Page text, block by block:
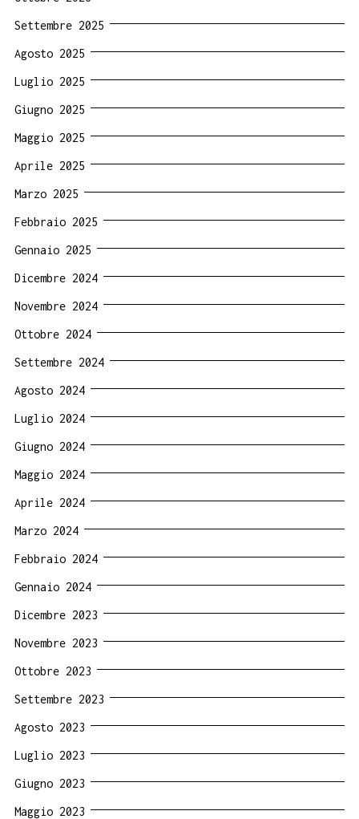
Settembre 2025
Agosto 2025
Luglio 2025
Giugno 2025
Maggio 2025
Aprile 2025
Marzo 2025
Febbraio 2025
Gennaio 2025
Dicembre 2024
Novembre 2024
Ottobre 2024
Settembre 2024
Agosto 2024
Luglio 2024
Giugno 2024
Maggio 2024
Aprile 2024
Marzo 2024
Febbraio 2024
Gennaio 2024
Dicembre 2023
Novembre 2023
Ottobre 2023
Settembre 2023
Agosto 2023
Luglio 2023
Giugno 2023
Maggio 2023